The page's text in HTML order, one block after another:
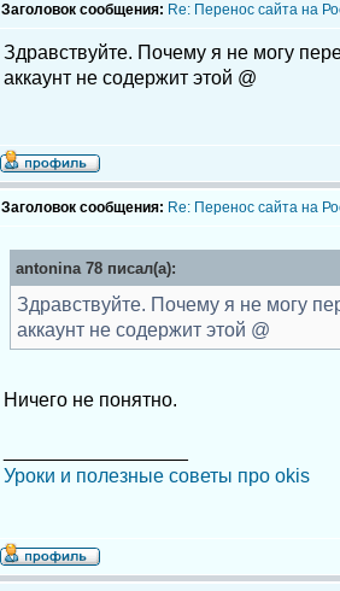
Заголовок сообщения: Re: Перенос сайта на
Здравствуйте. Почему я не могу
аккаунт не содержит этой @
Заголовок сообщения: Re: Перенос сайта на
antonina 78 писал(а):
Здравствуйте. Почему я не могу
аккаунт не содержит этой @
Ничего не понятно.
Уроки и полезные советы про okis